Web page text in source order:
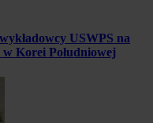
USWPS na
Korei Południowej